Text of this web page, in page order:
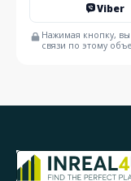
Viber
Нажимая кнопку,
связи по этому